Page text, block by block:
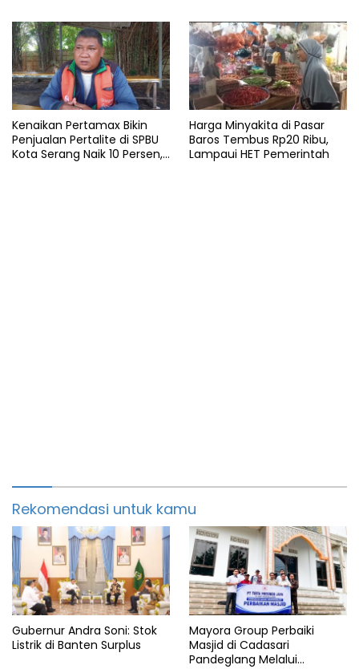
Kenaikan Pertamax Bikin
Penjualan Pertalite di SPBU
Kota Serang Naik 10 Persen,
Harga Minyakita di Pasar
Baros Tembus Rp20 Ribu,
Lampaui HET Pemerintah
Rekomendasi untuk kamu
Gubernur Andra Soni: Stok
Listrik di Banten Surplus
Mayora Group Perbaiki
Masjid di Cadasari
Pandeglang Melalui